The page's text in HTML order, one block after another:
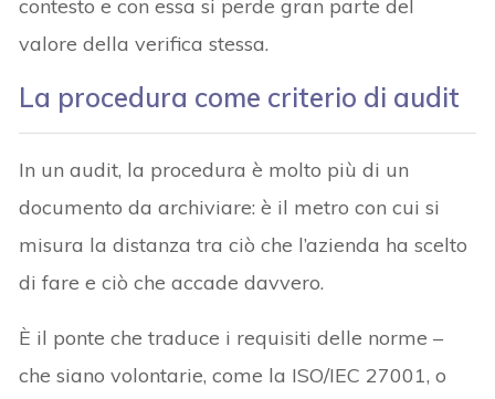
contesto e con essa si perde gran parte del
valore della verifica stessa.
La procedura come criterio di audit
In un audit, la procedura è molto più di un
documento da archiviare: è il metro con cui si
misura la distanza tra ciò che l’azienda ha scelto
di fare e ciò che accade davvero.
È il ponte che traduce i requisiti delle norme –
che siano volontarie, come la ISO/IEC 27001, o